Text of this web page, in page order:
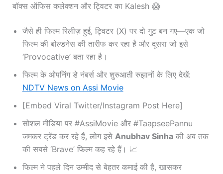
बॉक्स ऑफिस कलेक्शन और ट्विटर का Kalesh 😱
जैसे ही फिल्म रिलीज़ हुई, ट्विटर (X) पर दो गुट बन गए—एक जो
फिल्म की बोल्डनेस की तारीफ कर रहा है और दूसरा जो इसे
‘Provocative’ बता रहा है।
फिल्म के ओपनिंग डे नंबर्स और शुरुआती रुझानों के लिए देखें:
NDTV News on Assi Movie
[Embed Viral Twitter/Instagram Post Here]
सोशल मीडिया पर #AssiMovie और #TaapseePannu
जमकर ट्रेंड कर रहे हैं, लोग इसे Anubhav Sinhaकी अब तक
की सबसे ‘Brave’ फिल्म कह रहे हैं। 📈
फिल्म ने पहले दिन उम्मीद से बेहतर कमाई की है, खासकर